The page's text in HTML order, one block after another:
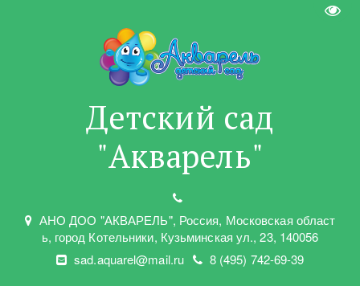
Детский сад
"Акварель"
АНО ДОО "АКВАРЕЛЬ", Россия, Московская област
ь, город Котельники, Кузьминская ул.,23, 140056
sad.aquarel@mail.ru
8 (495) 742-69-39